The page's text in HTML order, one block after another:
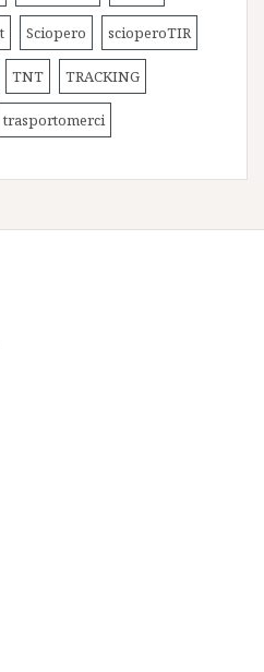
Sciopero scioperoTIR
TNT TRACKING
trasportomerci